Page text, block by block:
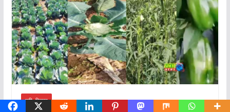
कृषि- किसान